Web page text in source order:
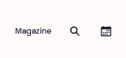
Rechercher
Magazine